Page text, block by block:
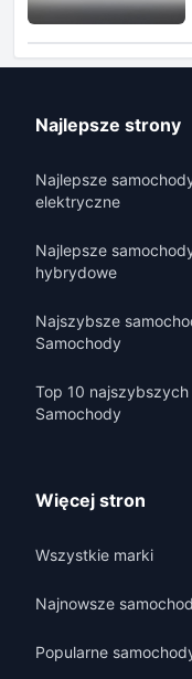
Najlepsze strony
Najlepsze
elektryczne
Najlepsze
hybrydowe
Najszybsze
Samochody
Top 10 najszybszych
Samochody
Więcej stron
Wszystkie marki
Najnowsze
Popularne